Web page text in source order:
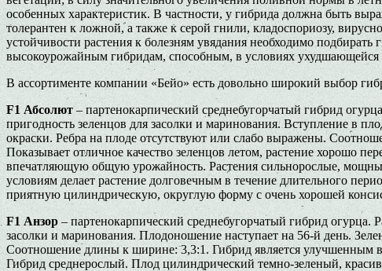
особенных характеристик. В частности, у гибрида должна быть
толерантен к ложной, а также к серой гнили, кладоспориозу,
устойчивости растения к болезням увядания необходимо
высокоурожайным гибридам, способным, в условиях
В ассортименте компании «Бейо» есть довольно широкий выбор
F1 Абсолют– партенокарпический среднебугорчатый гибрид
пригодность зеленцов для засолки и маринования. Вступление в
окраски. Ребра на плоде отсутствуют или слабо выражены.
Показывает отличное качество зеленцов летом, растение хорошо
впечатляющую общую урожайность. Растения сильнорослые,
условиям делает растение долговечным в течение длительного
приятную цилиндрическую, округлую форму с очень хорошей
F1 Анзор – партенокарпический среднебугорчатый гибрид огурца.
засолки и маринования. Плодоношение наступает на 56-й день.
Соотношение длины к ширине: 3,3:1. Гибрид является улучшенным
Гибрид среднерослый. Плод цилиндрический темно-зеленый,